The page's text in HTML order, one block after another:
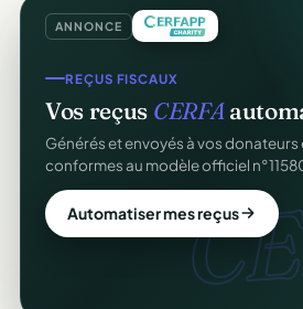
ANNONCE
REÇUS FISCAUX
Vos reçus CERFA
Générés et envoyés à vos donateurs
conformes au modèle officiel
Automatiser mes reçus